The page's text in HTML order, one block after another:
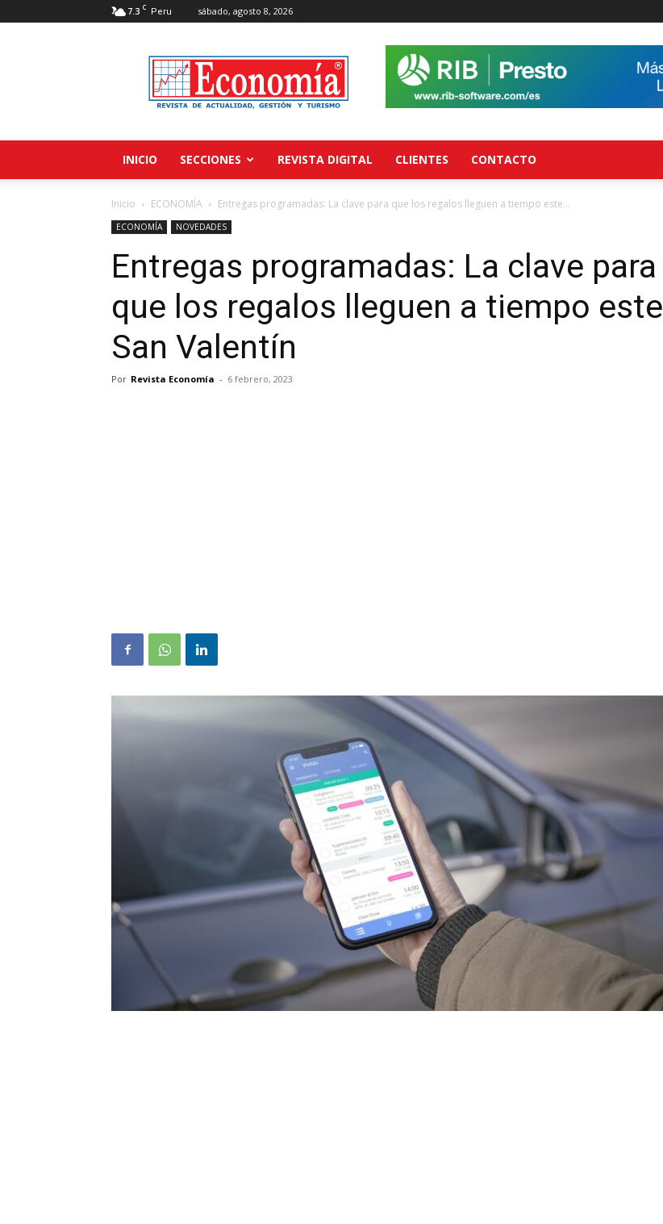
7.3 C Peru sábado, agosto 8, 2026
Revista
Economía
INICIO SECCIONES REVISTA DIGITAL CLIENTES CONTACTO
Inicio ECONOMÍA Entregas programadas: La clave para que los regalos lleguen a tiempo este...
ECONOMÍA NOVEDADES
Entregas programadas: La clave para
que los regalos lleguen a tiempo este
San Valentín
Por Revista Economía - 6 febrero, 2023